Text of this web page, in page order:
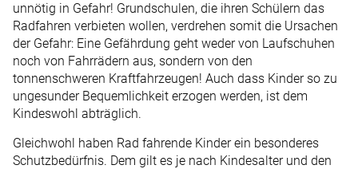
unnötig in Gefahr! Grundschulen, die ihren Schülern das
Radfahren verbieten wollen, verdrehen somit die Ursachen
der Gefahr: Eine Gefährdung geht weder von Laufschuhen
noch von Fahrrädern aus, sondern von den
tonnenschweren Kraftfahrzeugen! Auch dass Kinder so zu
ungesunder Bequemlichkeit erzogen werden, ist dem
Kindeswohl abträglich.
Gleichwohl haben Rad fahrende Kinder ein besonderes
Schutzbedürfnis. Dem gilt es je nach Kindesalter und den